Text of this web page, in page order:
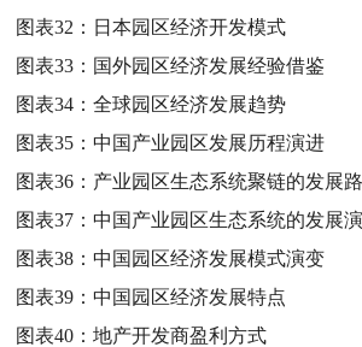
图表32： 日本园区经济开发模式
图表33： 国外园区经济发展经验借鉴
图表34：全球园区经济发展趋势
图表35：中国产业园区发展历程演进
图表36： 产业园区生态系统聚链的发展
图表37：中国产业园区生态系统的发展
图表38：中国园区经济发展模式演变
图表39：中国园区经济发展特点
图表40：地产开发商盈利方式